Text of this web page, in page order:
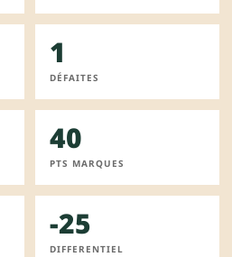
1
DÉFAITES
40
PTS MARQUES
-25
DIFFERENTIEL